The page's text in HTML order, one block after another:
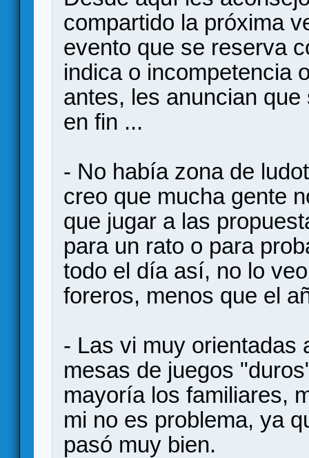
compartido la próxima
evento que se reserva
indica o incompetencia
antes, les anuncian
en fin ...
- No había zona de
creo que mucha gente
que jugar a las
para un rato o para
todo el día así, no lo
foreros, menos que el
- Las vi muy orientadas
mesas de juegos
mayoría los familiares,
mi no es problema, ya
pasó muy bien.